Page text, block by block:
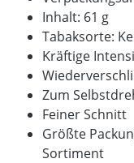
Inhalt: 61 g
Tabaksorte:
Kräftige
Zum
Feiner Schnitt
Größte
Sortiment